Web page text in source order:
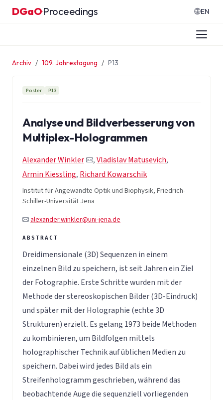
Zum Inhalt springen
DGaO·Proceedings EN
Archiv 109. Jahrestagung P13
Poster P13
Analyse und Bildverbesserung von
Multiplex-Hologrammen
Alexander Winkler ,Vladislav Matusevich,
Armin Kiessling, Richard Kowarschik
Institut für Angewandte Optik und Biophysik, Friedrich-
Schiller-Universität Jena
alexander.winkler@uni-jena.de
Dreidimensionale (3D) Sequenzen in einem
einzelnen Bild zu speichern, ist seit Jahren ein Ziel
der Fotographie. Erste Schritte wurden mit der
Methode der stereoskopischen Bilder (3D-Eindruck)
und später mit der Holographie (echte 3D
Strukturen) erzielt. Es gelang 1973 beide Methoden
zu kombinieren, um Bildfolgen mittels
holographischer Technik auf üblichen Medien zu
speichern. Dabei wird jedes Bild als ein
Streifenhologramm geschrieben, während das
beobachtende Auge die sequenziell vorliegenden